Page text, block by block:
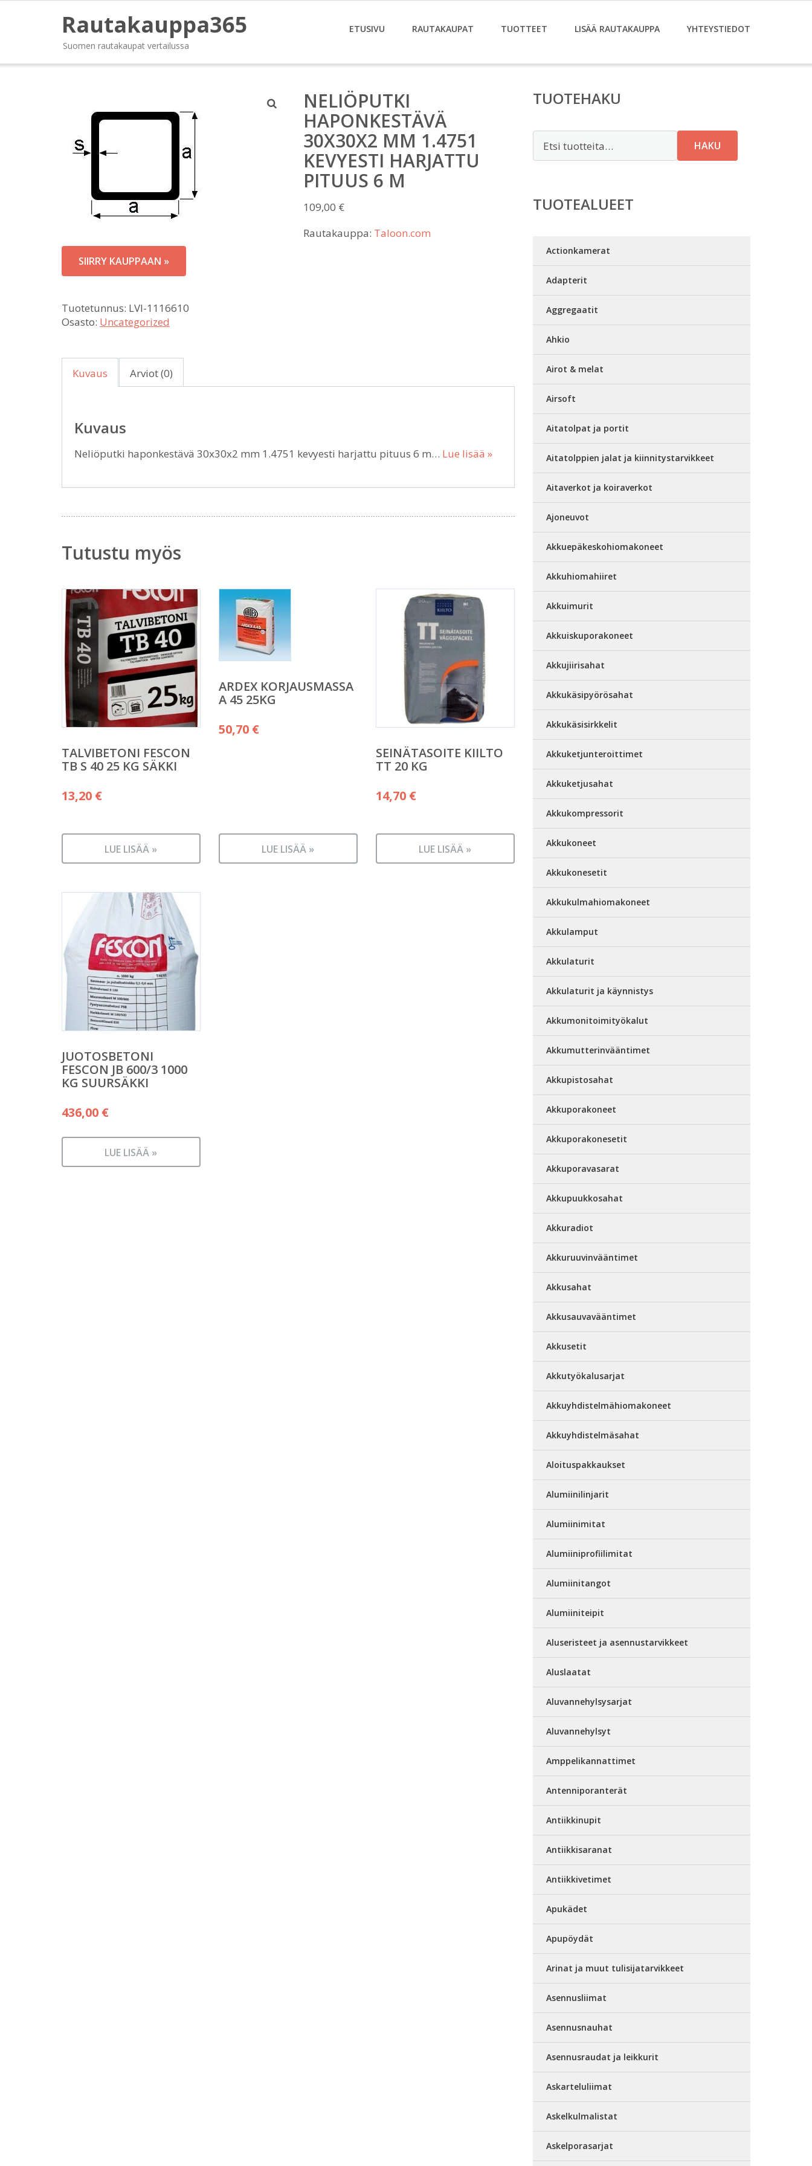
Rautakauppa365
Suomen rautakaupat vertailussa
ETUSIVU RAUTAKAUPAT TUOTTEET LISÄÄ RAUTAKAUPPA YHTEYSTIEDOT
NELIÖPUTKI
HAPONKESTÄVÄ
30X30X2 MM 1.4751
KEVYESTI HARJATTU
PITUUS 6 M
109,00 €
Rautakauppa: Taloon.com
SIIRRY KAUPPAAN »
Tuotetunnus: LVI-1116610
Osasto: Uncategorized
Kuvaus Arviot (0)
Kuvaus
Neliöputki haponkestävä 30x30x2 mm 1.4751 kevyesti harjattu pituus 6 m… Lue lisää »
Tutustu myös
TALVIBETONI FESCON
TB S 40 25 KG SÄKKI
13,20 €
LUE LISÄÄ »
ARDEX KORJAUSMASSA
A 45 25KG
50,70 €
LUE LISÄÄ »
SEINÄTASOITE KIILTO
TT 20 KG
14,70 €
LUE LISÄÄ »
JUOTOSBETONI
FESCON JB 600/3 1000
KG SUURSÄKKI
436,00 €
LUE LISÄÄ »
TUOTEHAKU
HAKU
TUOTEALUEET
Actionkamerat
Adapterit
Aggregaatit
Ahkio
Airot & melat
Airsoft
Aitatolpat ja portit
Aitatolppien jalat ja kiinnitystarvikkeet
Aitaverkot ja koiraverkot
Ajoneuvot
Akkuepäkeskohiomakoneet
Akkuhiomahiiret
Akkuimurit
Akkuiskuporakoneet
Akkujiirisahat
Akkukäsipyörösahat
Akkukäsisirkkelit
Akkuketjunteroittimet
Akkuketjusahat
Akkukompressorit
Akkukoneet
Akkukonesetit
Akkukulmahiomakoneet
Akkulamput
Akkulaturit
Akkulaturit ja käynnistys
Akkumonitoimityökalut
Akkumutterinvääntimet
Akkupistosahat
Akkuporakoneet
Akkuporakonesetit
Akkuporavasarat
Akkupuukkosahat
Akkuradiot
Akkuruuvinvääntimet
Akkusahat
Akkusauvavääntimet
Akkusetit
Akkutyökalusarjat
Akkuyhdistelmähiomakoneet
Akkuyhdistelmäsahat
Aloituspakkaukset
Alumiinilinjarit
Alumiinimitat
Alumiiniprofiilimitat
Alumiinitangot
Alumiiniteipit
Aluseristeet ja asennustarvikkeet
Aluslaatat
Aluvannehylsysarjat
Aluvannehylsyt
Amppelikannattimet
Antenniporanterät
Antiikkinupit
Antiikkisaranat
Antiikkivetimet
Apukädet
Apupöydät
Arinat ja muut tulisijatarvikkeet
Asennusliimat
Asennusnauhat
Asennusraudat ja leikkurit
Askarteluliimat
Askelkulmalistat
Askelporasarjat